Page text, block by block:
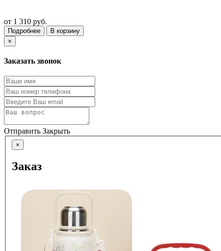
от 1 310 руб.
Подробнее
В корзину
×
Заказать звонок
Отправить Закрыть
×
Заказ